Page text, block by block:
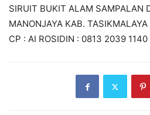
SIRUIT BUKIT ALAM SAMPALAN
MANONJAYA KAB. TASIKMALAYA
CP : AI ROSIDIN : 0813 2039 1140